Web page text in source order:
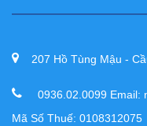
207 Hồ Tùng Mậu -
0936.02.0099 Email:
Mã Số Thuế: 0108312075